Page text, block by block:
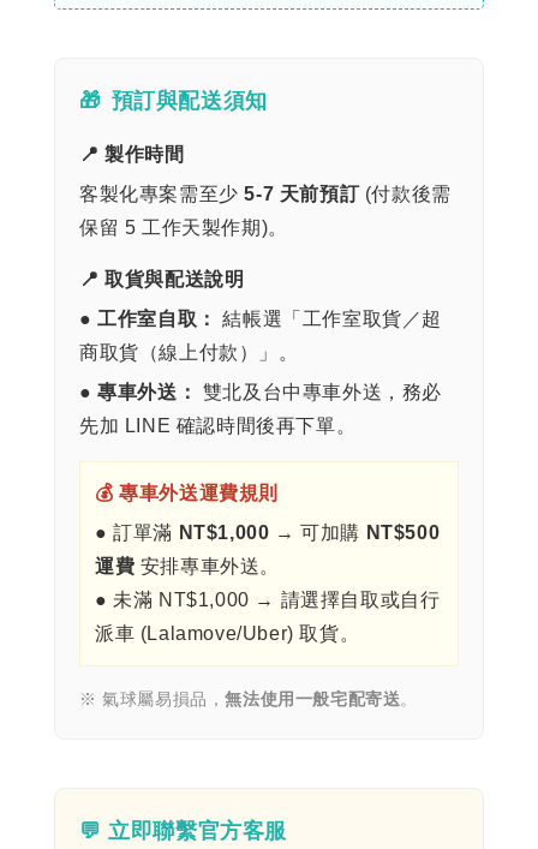
🎁 預訂與配送須知
📍 製作時間
客製化專案需至少5-7 天前預訂(付款後需
保留 5 工作天製作期)。
📍 取貨與配送說明
●工作室自取：
結帳選「工作室取貨／超
商取貨（線上付款）」。
●專車外送：
雙北及台中專車外送，務必
先加 LINE 確認時間後再下單。
💰 專車外送運費規則
● 訂單滿 NT$1,000 → 可加購 NT$500
運費 安排專車外送。
● 未滿 NT$1,000 → 請選擇自取或自行
派車 (Lalamove/Uber) 取貨。
※ 氣球屬易損品，無法使用一般宅配寄送。
💬 立即聯繫官方客服